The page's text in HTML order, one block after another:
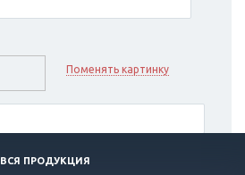
Поменять картинку
ВСЯ ПРОДУКЦИЯ